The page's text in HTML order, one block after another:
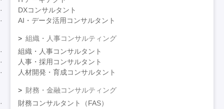
DXコンサルタント
AI・データ活用コンサルタント
組織・人事コンサルティング
組織・人事コンサルタント
人事・採用コンサルタント
人材開発・育成コンサルタント
財務・金融コンサルティング
財務コンサルタント（FAS）